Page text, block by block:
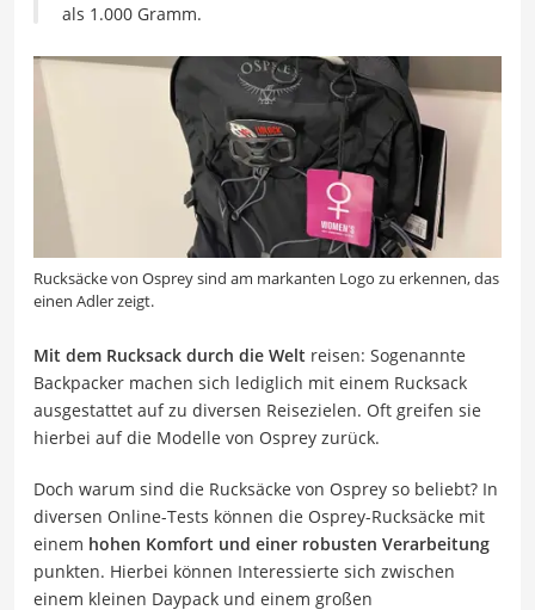
als 1.000 Gramm.
Rucksäcke von Osprey sind am markanten Logo zu erkennen, das
einen Adler zeigt.
Mit dem Rucksack durch die Welt reisen: Sogenannte
Backpacker machen sich lediglich mit einem Rucksack
ausgestattet auf zu diversen Reisezielen. Oft greifen sie
hierbei auf die Modelle von Osprey zurück.
Doch warum sind die Rucksäcke von Osprey so beliebt? In
diversen Online-Tests können die Osprey-Rucksäcke mit
einem hohen Komfort und einer robusten Verarbeitung
punkten. Hierbei können Interessierte sich zwischen
einem kleinen Daypack und einem großen